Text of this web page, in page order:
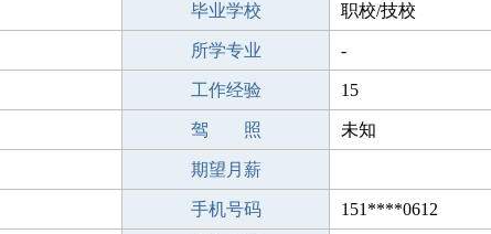
毕业学校 职校/技校
所学专业 -
工作经验 15
驾 照 未知
期望月薪
手机号码 151****0612